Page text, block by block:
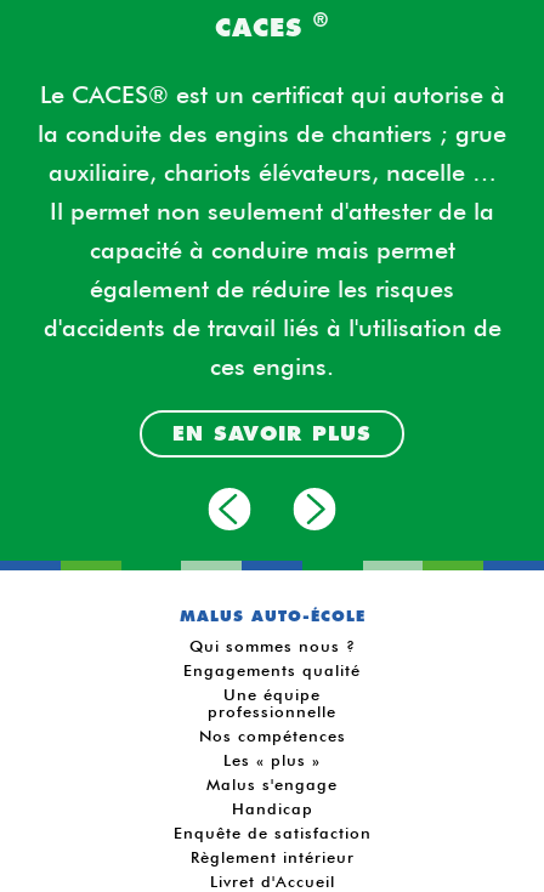
CACES ®
Le CACES® est un certificat qui autorise à
la conduite des engins de chantiers ; grue
auxiliaire, chariots élévateurs, nacelle …
Il permet non seulement d'attester de la
capacité à conduire mais permet
également de réduire les risques
d'accidents de travail liés à l'utilisation de
ces engins.
EN SAVOIR PLUS
MALUS AUTO-ÉCOLE
Qui sommes nous ?
Engagements qualité
Une équipe
professionnelle
Nos compétences
Les « plus »
Malus s'engage
Handicap
Enquête de satisfaction
Règlement intérieur
Livret d'Accueil